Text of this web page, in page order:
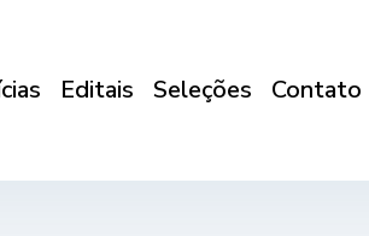
Editais Seleções Contato